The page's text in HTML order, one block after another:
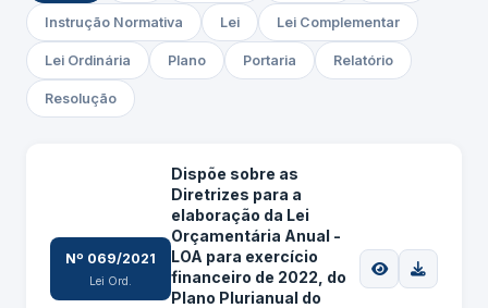
Instrução Normativa Lei Lei Complementar
Lei Ordinária Plano Portaria Relatório
Resolução
Nº 069/2021
Lei Ord.
Dispõe sobre as
Diretrizes para a
elaboração da Lei
Orçamentária Anual -
LOA para exercício
financeiro de 2022, do
Plano Plurianual do